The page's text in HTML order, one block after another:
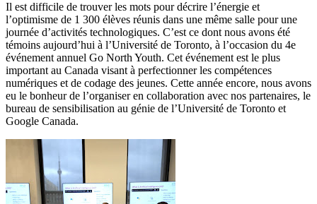
Il est difficile de trouver les mots pour décrire l’énergie et
l’optimisme de 1 300 élèves réunis dans une même salle pour une
journée d’activités technologiques. C’est ce dont nous avons été
témoins aujourd’hui à l’Université de Toronto, à l’occasion du 4e
événement annuel Go North Youth. Cet événement est le plus
important au Canada visant à perfectionner les compétences
numériques et de codage des jeunes. Cette année encore, nous avons
eu le bonheur de l’organiser en collaboration avec nos partenaires, le
bureau de sensibilisation au génie de l’Université de Toronto et
Google Canada.